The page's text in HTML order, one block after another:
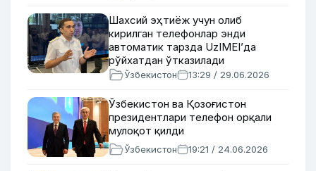
Шахсий эҳтиёж учун олиб
кирилган телефонлар энди
автоматик тарзда UzIMEI’да
рўйхатдан ўтказилади
Ўзбекистон 13:29 / 29.06.2026
Ўзбекистон ва Қозоғистон
президентлари телефон орқали
мулоқот қилди
Ўзбекистон 19:21 / 24.06.2026